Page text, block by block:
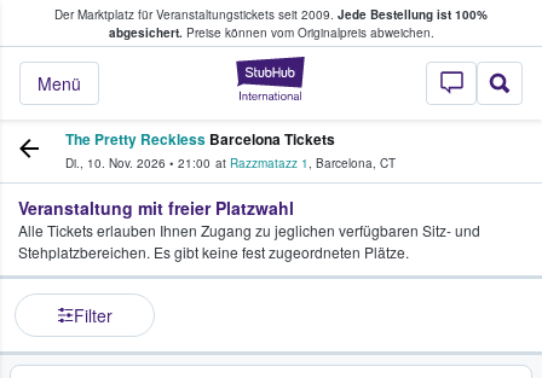
Der Marktplatz für Veranstaltungstickets seit 2009. Jede Bestellung ist 100%
abgesichert.Preise können vom Originalpreis abweichen.
StubHub - Wo
Menü
Tickets kaufen & verkaufen
The Pretty Reckless Barcelona Tickets
Di., 10. Nov. 2026 • 21:00 at Razzmatazz 1, Barcelona, CT
Veranstaltung mit freier Platzwahl
Alle Tickets erlauben Ihnen Zugang zu jeglichen verfügbaren Sitz- und
Stehplatzbereichen. Es gibt keine fest zugeordneten Plätze.
Filter